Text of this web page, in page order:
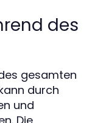
des
gesamten
durch
und